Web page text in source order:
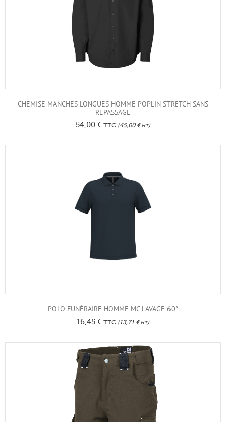
CHEMISE MANCHES LONGUES HOMME POPLIN STRETCH SANS
REPASSAGE
54,00 € TTC (45,00 €HT)
POLO FUNÉRAIRE HOMME MC LAVAGE 60°
16,45 € TTC (13,71 €HT)